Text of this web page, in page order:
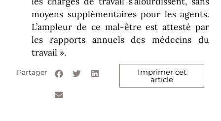
moyens supplémentaires pour les agents.
L’ampleur de ce mal-être est attesté par
les rapports annuels des médecins du
travail ».
Partager Imprimer cet
article